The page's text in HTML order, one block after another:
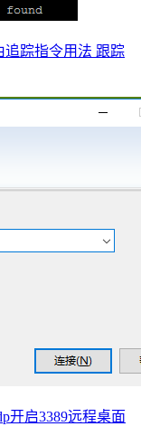
追踪指令用法 跟踪
开启3389远程桌面